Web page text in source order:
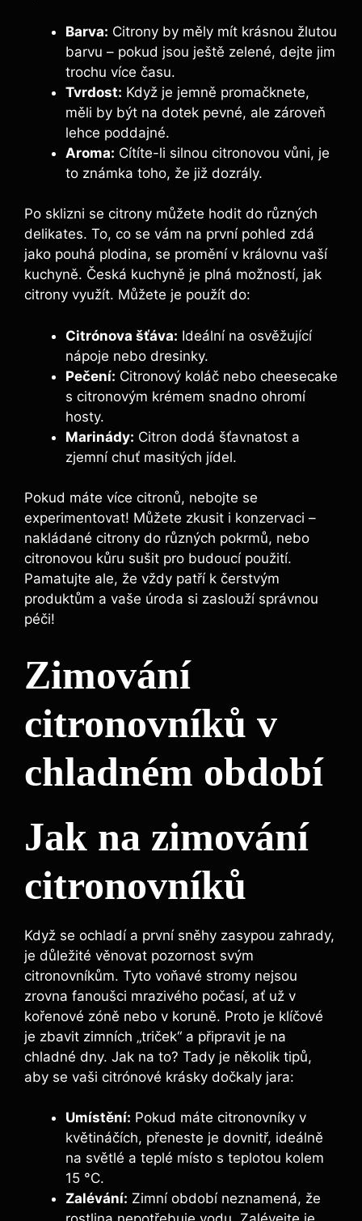
Barva: Citrony by měly mít krásnou žlutou
barvu – pokud jsou ještě zelené, dejte jim
trochu více času.
Tvrdost: Když je jemně promačknete,
měli by být na dotek pevné, ale zároveň
lehce poddajné.
Aroma: Cítíte-li silnou citronovou vůni, je
to známka toho, že již dozrály.
Po sklizni se citrony můžete hodit do různých
delikates. To, co se vám na první pohled zdá
jako pouhá plodina, se promění v královnu vaší
kuchyně. Česká kuchyně je plná možností, jak
citrony využít. Můžete je použít do:
Citrónova šťáva: Ideální na osvěžující
nápoje nebo dresinky.
Pečení: Citronový koláč nebo cheesecake
s citronovým krémem snadno ohromí
hosty.
Marinády: Citron dodá šťavnatost a
zjemní chuť masitých jídel.
Pokud máte více citronů, nebojte se
experimentovat! Můžete zkusit i konzervaci –
nakládané citrony do různých pokrmů, nebo
citronovou kůru sušit pro budoucí použití.
Pamatujte ale, že vždy patří k čerstvým
produktům a vaše úroda si zaslouží správnou
péči!
Zimování
citronovníků v
chladném období
Jak na zimování
citronovníků
Když se ochladí a první sněhy zasypou zahrady,
je důležité věnovat pozornost svým
citronovníkům. Tyto voňavé stromy nejsou
zrovna fanoušci mrazivého počasí, ať už v
kořenové zóně nebo v koruně. Proto je klíčové
je zbavit zimních „triček“ a připravit je na
chladné dny. Jak na to? Tady je několik tipů,
aby se vaši citrónové krásky dočkaly jara:
Umístění: Pokud máte citronovníky v
květináčích, přeneste je dovnitř, ideálně
na světlé a teplé místo s teplotou kolem
15 °C.
Zalévání: Zimní období neznamená, že